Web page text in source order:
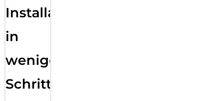
Installation
in
wenigen
Schritten